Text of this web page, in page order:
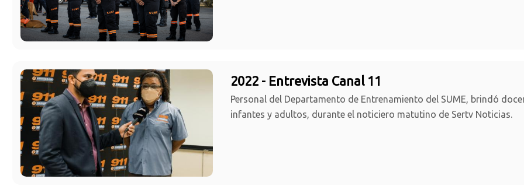
2022 - Entrevista Canal 11
Personal del Departamento de Entrenamiento del SUME, brindó
infantes y adultos, durante el noticiero matutino de Sertv Noticias.